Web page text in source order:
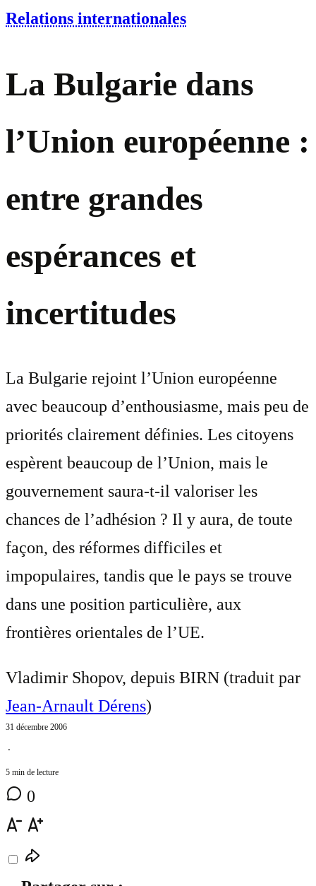
Relations internationales
La Bulgarie dans
l’Union européenne :
entre grandes
espérances et
incertitudes
La Bulgarie rejoint l’Union européenne
avec beaucoup d’enthousiasme, mais peu de
priorités clairement définies. Les citoyens
espèrent beaucoup de l’Union, mais le
gouvernement saura-t-il valoriser les
chances de l’adhésion ? Il y aura, de toute
façon, des réformes difficiles et
impopulaires, tandis que le pays se trouve
dans une position particulière, aux
frontières orientales de l’UE.
Vladimir Shopov, depuis BIRN (traduit par
Jean-Arnault Dérens)
31 décembre 2006
⋅
5 min de lecture
0